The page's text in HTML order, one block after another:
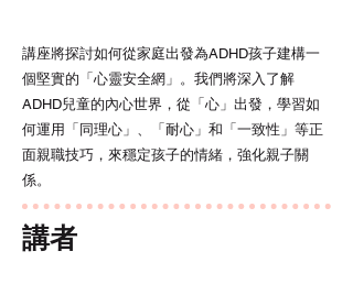
講座將探討如何從家庭出發為ADHD孩子建構一
個堅實的「心靈安全網」。我們將深入了解
ADHD兒童的內心世界，從「心」出發，學習如
何運用「同理心」、「耐心」和「一致性」等正
面親職技巧，來穩定孩子的情緒，強化親子關
係。
講者